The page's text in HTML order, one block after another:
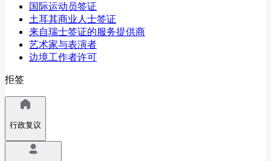
国际运动员签证
土耳其商业人士签证
来自瑞士签证的服务提供商
艺术家与表演者
边境工作者许可
拒签
行政复议